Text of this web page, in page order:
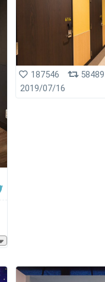
187546
58489
2019/07/16